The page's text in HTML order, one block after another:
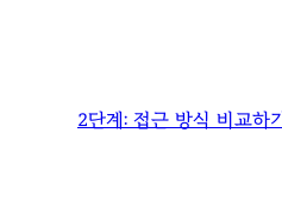
2단계: 접근 방식 비교하기